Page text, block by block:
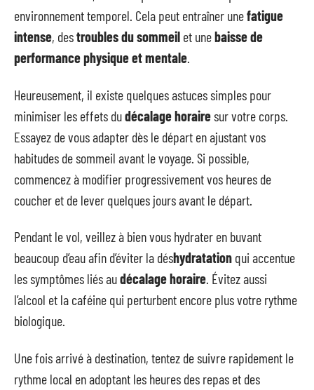
environnement temporel. Cela peut entraîner unefatigue
intense, destroubles du sommeil et unebaisse de
performance physique et mentale.
Heureusement, il existe quelques astuces simples pour
minimiser les effets dudécalage horairesur votre corps.
Essayez de vous adapter dès le départ en ajustant vos
habitudes de sommeil avant le voyage. Si possible,
commencez à modifier progressivement vos heures de
coucher et de lever quelques jours avant le départ.
Pendant le vol, veillez à bien vous hydrater en buvant
beaucoup d’eau afin d’éviter la déshydratation qui accentue
les symptômes liés audécalage horaire. Évitez aussi
l’alcool et la caféine qui perturbent encore plus votre rythme
biologique.
Une fois arrivé à destination, tentez de suivre rapidement le
rythme local en adoptant les heures des repas et des